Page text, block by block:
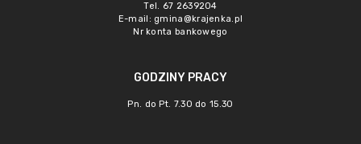
Tel. 67 2639204
E-mail: gmina@krajenka.pl
Nr konta bankowego
GODZINY PRACY
Pn. do Pt. 7.30 do 15.30